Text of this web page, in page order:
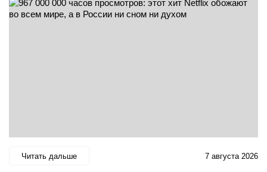
Читать дальше 7 августа 2026